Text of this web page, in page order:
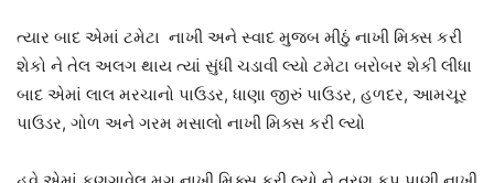
ત્યાર બાદ એમાં ટમેટા નાખી અને સ્વાદ મુજબ મીઠું નાખી મિક્સ કરી
શેકો ને તેલ અલગ થાય ત્યાં સુંધી ચડાવી લ્યો ટમેટા બરોબર શેકી લીધા
બાદ એમાં લાલ મરચાનો પાઉડર, ધાણા જીરું પાઉડર, હળદર, આમચૂર
પાઉડર, ગોળ અને ગરમ મસાલો નાખી મિક્સ કરી લ્યો